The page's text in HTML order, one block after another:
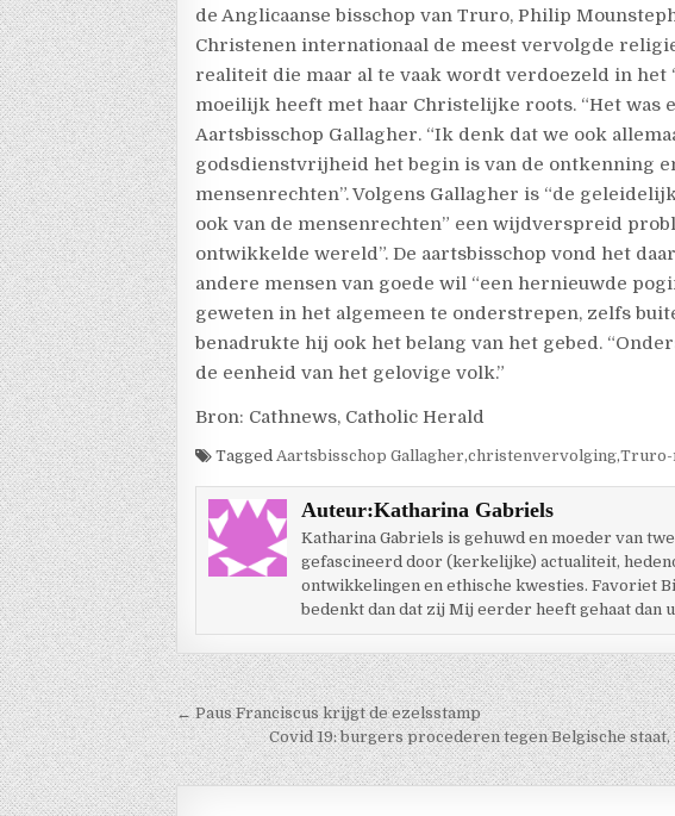
de Anglicaanse bisschop van Truro, Philip
Christenen internationaal de meest vervolgde
realiteit die maar al te vaak wordt verdoezeld in het
moeilijk heeft met haar Christelijke roots. “Het was
Aartsbisschop Gallagher. “Ik denk dat we ook
godsdienstvrijheid het begin is van de ontkenning
mensenrechten”. Volgens Gallagher is “de
ook van de mensenrechten” een wijdverspreid
ontwikkelde wereld”. De aartsbisschop vond het
andere mensen van goede wil “een hernieuwde
geweten in het algemeen te onderstrepen, zelfs
benadrukte hij ook het belang van het gebed.
de eenheid van het gelovige volk.”
Bron: Cathnews, Catholic Herald
TaggedAartsbisschop Gallagher,christenvervolging,
Auteur:Katharina Gabriels
Katharina Gabriels is gehuwd en moeder van
gefascineerd door (kerkelijke) actualiteit,
ontwikkelingen en ethische kwesties. Favoriet
bedenkt dan dat zij Mij eerder heeft gehaat dan
Berichtnavigatie
← Paus Franciscus krijgt de ezelsstamp
Covid 19: burgers procederen tegen Belgische